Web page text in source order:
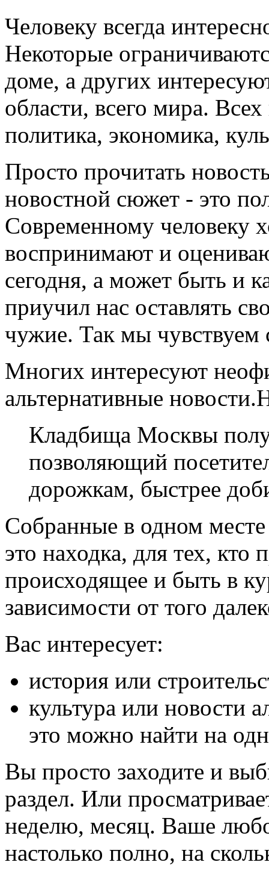
Человеку всегда
Некоторые
доме, а других
области, всего мира.
политика, экономика,
Просто прочитать
новостной сюжет - это
Современному человеку
воспринимают и
сегодня, а может быть и
приучил нас оставлять
чужие. Так мы чувствуем
Многих интересуют
альтернативные
Кладбища Москвы
позволяющий
дорожкам, быстрее
Собранные в одном
это находка, для тех, кто
происходящее и быть в
зависимости от того
Вас интересует:
история или
культура или новости
это можно найти на
Вы просто заходите и
раздел. Или
неделю, месяц. Ваше
настолько полно, на